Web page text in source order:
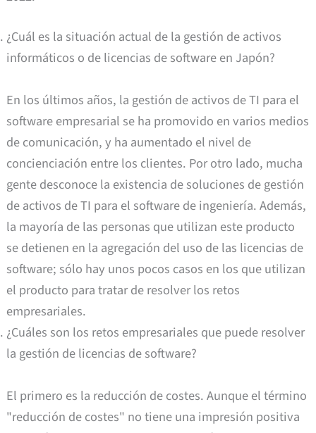
¿Cuál es la situación actual de la gestión de activos
informáticos o de licencias de software en Japón?
En los últimos años, la gestión de activos de TI para el
software empresarial se ha promovido en varios medios
de comunicación, y ha aumentado el nivel de
concienciación entre los clientes. Por otro lado, mucha
gente desconoce la existencia de soluciones de gestión
de activos de TI para el software de ingeniería. Además,
la mayoría de las personas que utilizan este producto
se detienen en la agregación del uso de las licencias de
software; sólo hay unos pocos casos en los que utilizan
el producto para tratar de resolver los retos
empresariales.
¿Cuáles son los retos empresariales que puede resolver
la gestión de licencias de software?
El primero es la reducción de costes. Aunque el término
"reducción de costes" no tiene una impresión positiva